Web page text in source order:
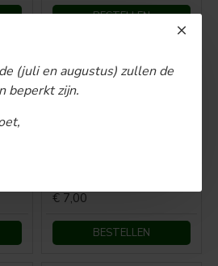
(juli en augustus) zullen de
beperkt zijn.
BESTELLEN
€ 7,00
BESTELLEN